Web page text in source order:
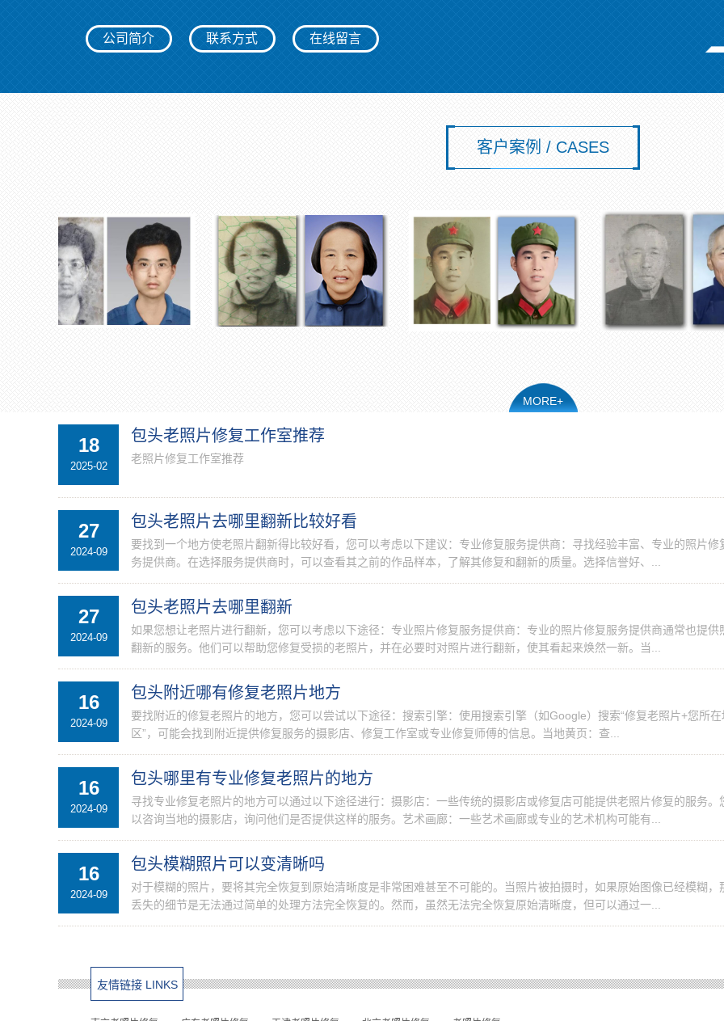
公司简介 联系方式 在线留言
客户案例 / CASES
MORE+
18
2025-02
包头老照片修复工作室推荐
老照片修复工作室推荐
27
2024-09
包头老照片去哪里翻新比较好看
要找到一个地方使老照片翻新得比较好看，您可以考虑以下建议：专业修复服务提供商：寻找经验丰富、专业的照片修
务提供商。在选择服务提供商时，可以查看其之前的作品样本，了解其修复和翻新的质量。选择信誉好、...
27
2024-09
包头老照片去哪里翻新
如果您想让老照片进行翻新，您可以考虑以下途径：专业照片修复服务提供商：专业的照片修复服务提供商通常也提供
翻新的服务。他们可以帮助您修复受损的老照片，并在必要时对照片进行翻新，使其看起来焕然一新。当...
16
2024-09
包头附近哪有修复老照片地方
要找附近的修复老照片的地方，您可以尝试以下途径：搜索引擎：使用搜索引擎（如Google）搜索“修复老照片+您所在
区”，可能会找到附近提供修复服务的摄影店、修复工作室或专业修复师傅的信息。当地黄页：查...
16
2024-09
包头哪里有专业修复老照片的地方
寻找专业修复老照片的地方可以通过以下途径进行：摄影店：一些传统的摄影店或修复店可能提供老照片修复的服务。
以咨询当地的摄影店，询问他们是否提供这样的服务。艺术画廊：一些艺术画廊或专业的艺术机构可能有...
16
2024-09
包头模糊照片可以变清晰吗
对于模糊的照片，要将其完全恢复到原始清晰度是非常困难甚至不可能的。当照片被拍摄时，如果原始图像已经模糊，
丢失的细节是无法通过简单的处理方法完全恢复的。然而，虽然无法完全恢复原始清晰度，但可以通过一...
友情链接 LINKS